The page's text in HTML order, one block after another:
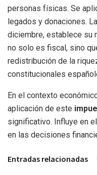
personas físicas. Se
legados y donaciones.
diciembre, establece su
no solo es fiscal, sino
redistribución de la
constitucionales
En el contexto
aplicación de este
significativo. Influye en el
en las decisiones
Entradas relacionadas